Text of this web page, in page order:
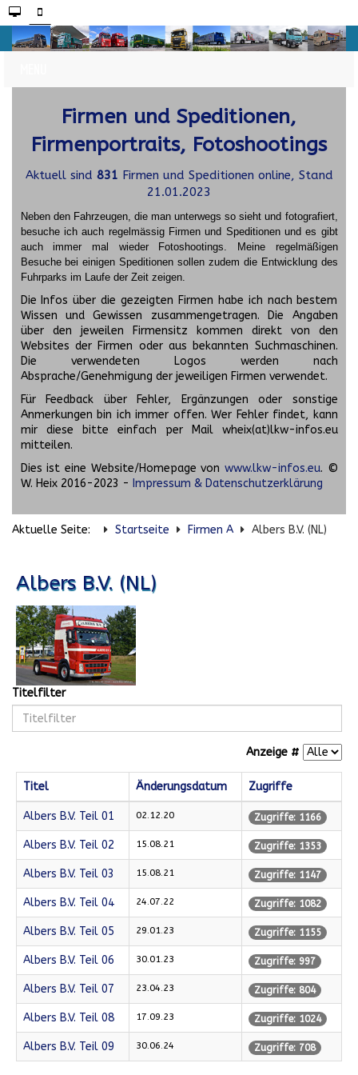
Firmen und Speditionen,
Firmenportraits, Fotoshootings
Aktuell sind 831 Firmen und Speditionen online, Stand
21.01.2023
Neben den Fahrzeugen, die man unterwegs so sieht und fotografiert,
besuche ich auch regelmässig Firmen und Speditionen und es gibt
auch immer mal wieder Fotoshootings.
Meine regelmäßigen
Besuche bei einigen Speditionen sollen zudem die Entwicklung des
Fuhrparks im Laufe der Zeit zeigen.
Die Infos über die gezeigten Firmen habe ich nach bestem
Wissen und Gewissen zusammengetragen. Die Angaben
über den jeweilen Firmensitz kommen direkt von den
Websites der Firmen oder aus bekannten Suchmaschinen.
Die verwendeten Logos werden nach
Absprache/Genehmigung der jeweiligen Firmen verwendet.
Für Feedback über Fehler, Ergänzungen oder sonstige
Anmerkungen bin ich immer offen. Wer Fehler findet, kann
mir diese bitte einfach per Mail wheix(at)lkw-infos.eu
mitteilen.
Dies ist eine Website/Homepage von www.lkw-infos.eu. ©
W. Heix 2016-2023 - Impressum & Datenschutzerklärung
Aktuelle Seite: Startseite Firmen A Albers B.V. (NL)
Albers B.V. (NL)
Titelfilter
Anzeige #
Titel Änderungsdatum Zugriffe
Albers B.V. Teil 01 02.12.20 Zugriffe: 1166
Albers B.V. Teil 02 15.08.21 Zugriffe: 1353
Albers B.V. Teil 03 15.08.21 Zugriffe: 1147
Albers B.V. Teil 04 24.07.22 Zugriffe: 1082
Albers B.V. Teil 05 29.01.23 Zugriffe: 1155
Albers B.V. Teil 06 30.01.23 Zugriffe: 997
Albers B.V. Teil 07 23.04.23 Zugriffe: 804
Albers B.V. Teil 08 17.09.23 Zugriffe: 1024
Albers B.V. Teil 09 30.06.24 Zugriffe: 708